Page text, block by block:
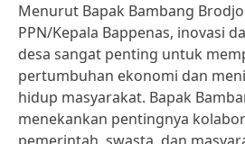
Menurut Bapak Bambang
PPN/Kepala Bappenas, inovasi
desa sangat penting untuk
pertumbuhan ekonomi dan
hidup masyarakat. Bapak
menekankan pentingnya